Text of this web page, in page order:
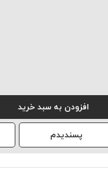
افزودن به سبد خرید
پسندیدم